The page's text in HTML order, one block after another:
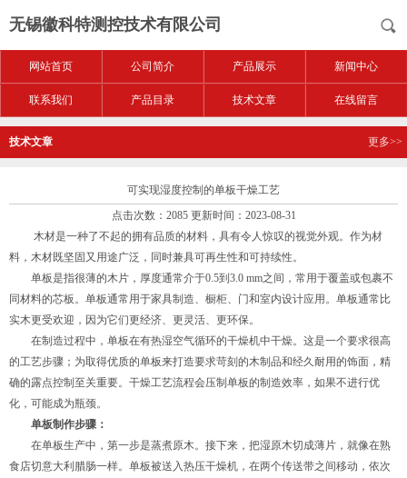
无锡徽科特测控技术有限公司
网站首页 公司简介 产品展示 新闻中心
联系我们 产品目录 技术文章 在线留言
技术文章 更多>>
可实现湿度控制的单板干燥工艺
点击次数：2085 更新时间：2023-08-31
木材是一种了不起的拥有品质的材料，具有令人惊叹的视觉外观。作为材
料，木材既坚固又用途广泛，同时兼具可再生性和可持续性。
单板是指很薄的木片，厚度通常介于0.5到3.0 mm之间，常用于覆盖或包裹不
同材料的芯板。单板通常用于家具制造、橱柜、门和室内设计应用。单板通常比
实木更受欢迎，因为它们更经济、更灵活、更环保。
在制造过程中，单板在有热湿空气循环的干燥机中干燥。这是一个要求很高
的工艺步骤；为取得优质的单板来打造要求苛刻的木制品和经久耐用的饰面，精
确的露点控制至关重要。干燥工艺流程会压制单板的制造效率，如果不进行优
化，可能成为瓶颈。
单板制作步骤：
在单板生产中，第一步是蒸煮原木。接下来，把湿原木切成薄片，就像在熟
食店切意大利腊肠一样。单板被送入热压干燥机，在两个传送带之间移动，依次